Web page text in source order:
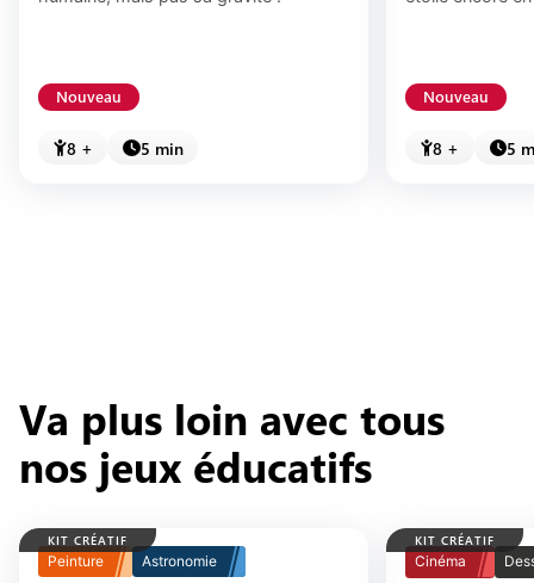
Nouveau
8 + 5 min
Nouveau
8 + 5
Va plus loin avec tous
nos jeux éducatifs
KIT CRÉATIF
Peinture Astronomie
KIT CRÉATIF
Cinéma